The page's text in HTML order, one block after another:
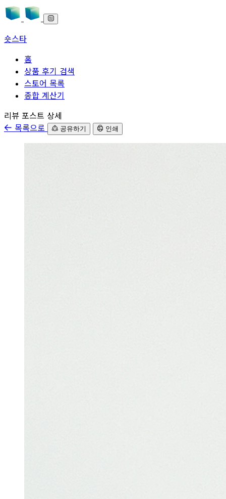
숏스타
홈
상품 후기 검색
스토어 목록
종합 계산기
본문으로 바로가기
리뷰 포스트 상세
목록으로
공유하기 인쇄